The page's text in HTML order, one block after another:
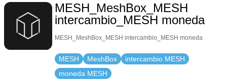
MESH_MeshBox_MESH
intercambio_MESH moneda
MESH_MeshBox_MESH intercambio_MESH moneda
MESH MeshBox
intercambio MESH
moneda MESH